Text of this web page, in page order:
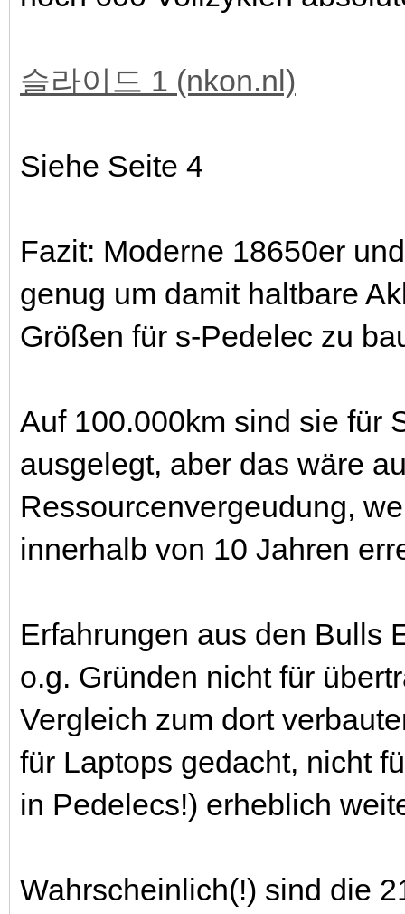
슬라이드 1 (nkon.nl)
Siehe Seite 4
Fazit: Moderne 18650er
genug um damit haltbare
Größen für s-Pedelec zu
Auf 100.000km sind sie für
ausgelegt, aber das wäre
Ressourcenvergeudung,
innerhalb von 10 Jahren
Erfahrungen aus den Bulls
o.g. Gründen nicht für
Vergleich zum dort
für Laptops gedacht, nicht
in Pedelecs!) erheblich
Wahrscheinlich(!) sind die